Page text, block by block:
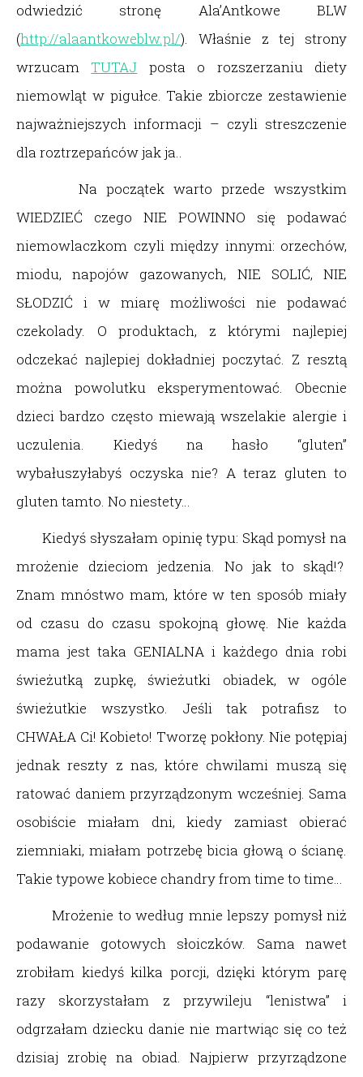
odwiedzić stronę Ala’Antkowe BLW
(http://alaantkoweblw.pl/). Właśnie z tej strony
wrzucam TUTAJ posta o rozszerzaniu diety
niemowląt w pigułce. Takie zbiorcze zestawienie
najważniejszych informacji – czyli streszczenie
dla roztrzepańców jak ja..
Na początek warto przede wszystkim
WIEDZIEĆ czego NIE POWINNO się podawać
niemowlaczkom czyli między innymi: orzechów,
miodu, napojów gazowanych, NIE SOLIĆ, NIE
SŁODZIĆ i w miarę możliwości nie podawać
czekolady. O produktach, z którymi najlepiej
odczekać najlepiej dokładniej poczytać. Z resztą
można powolutku eksperymentować. Obecnie
dzieci bardzo często miewają wszelakie alergie i
uczulenia. Kiedyś na hasło “gluten”
wybałuszyłabyś oczyska nie? A teraz gluten to
gluten tamto. No niestety…
Kiedyś słyszałam opinię typu: Skąd pomysł na
mrożenie dzieciom jedzenia. No jak to skąd!?
Znam mnóstwo mam, które w ten sposób miały
od czasu do czasu spokojną głowę. Nie każda
mama jest taka GENIALNA i każdego dnia robi
świeżutką zupkę, świeżutki obiadek, w ogóle
świeżutkie wszystko. Jeśli tak potrafisz to
CHWAŁA Ci! Kobieto! Tworzę pokłony. Nie potępiaj
jednak reszty z nas, które chwilami muszą się
ratować daniem przyrządzonym wcześniej. Sama
osobiście miałam dni, kiedy zamiast obierać
ziemniaki, miałam potrzebę bicia głową o ścianę.
Takie typowe kobiece chandry from time to time…
Mrożenie to według mnie lepszy pomysł niż
podawanie gotowych słoiczków. Sama nawet
zrobiłam kiedyś kilka porcji, dzięki którym parę
razy skorzystałam z przywileju “lenistwa” i
odgrzałam dziecku danie nie martwiąc się co też
dzisiaj zrobię na obiad. Najpierw przyrządzone